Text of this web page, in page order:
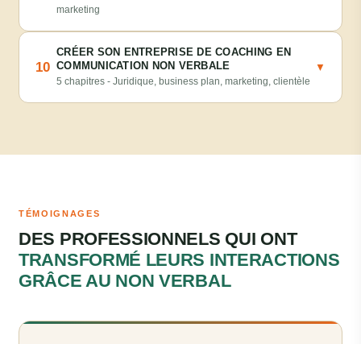
marketing
10
CRÉER SON ENTREPRISE DE COACHING EN
COMMUNICATION NON VERBALE
5 chapitres - Juridique, business plan, marketing, clientèle
▼
TÉMOIGNAGES
DES PROFESSIONNELS QUI ONT
TRANSFORMÉ LEURS INTERACTIONS
GRÂCE AU NON VERBAL